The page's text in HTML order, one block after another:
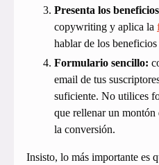
Presenta los
copywriting y aplica la
hablar de los
Formulario sencillo:
email de tus
suficiente. No utilices
que rellenar un montón
la conversión.
Insisto, lo más importante es